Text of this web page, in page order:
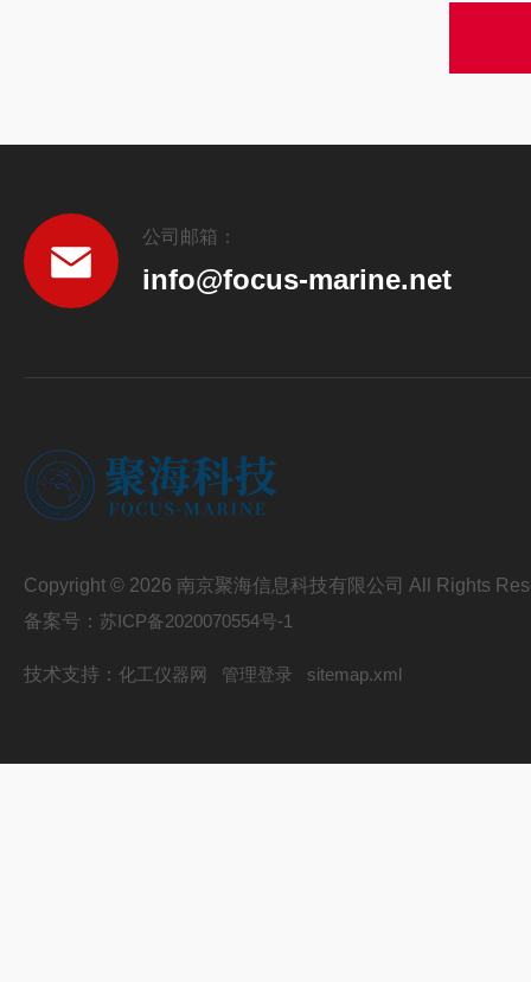
公司邮箱：
info@focus-marine.net
Copyright © 2026 南京聚海信息科技有限公司 All Rights
备案号： 苏ICP备2020070554号-1
技术支持： 化工仪器网 管理登录 sitemap.xml